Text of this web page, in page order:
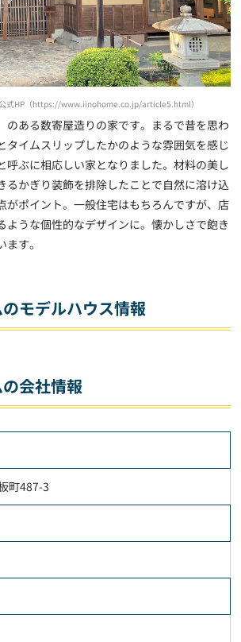
式HP（https://www.iinohome.co.jp/article5.html）
のある数寄屋造りの家です。まるで昔を思わ
タイムスリップしたかのような雰囲気を感じ
呼ぶに相応しい家となりました。材料の美し
るかぎり装飾を排除したことで自然に溶け込
がポイント。一般住宅はもちろんですが、店
ような個性的なデザインに。懐かしさで飽き
す。
モデルハウス情報
会社情報
町487-3